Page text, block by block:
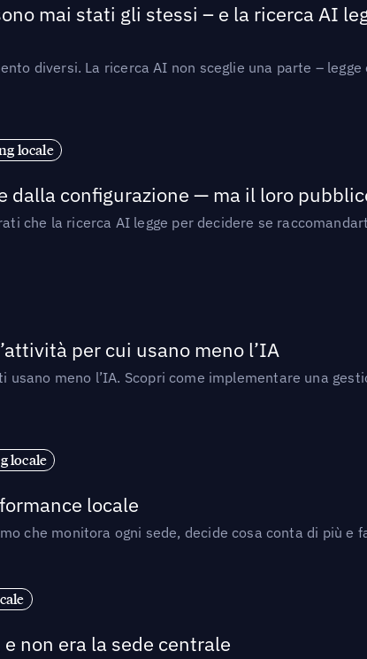
mai stati gli stessi – e la ricerca AI
diversi. La ricerca AI non sceglie una parte –
locale
dalla configurazione — ma il loro
che la ricerca AI legge per decidere se
per cui usano meno l’IA
meno l’IA. Scopri come implementare una
locale
locale
che monitora ogni sede, decide cosa conta di più e
non era la sede centrale